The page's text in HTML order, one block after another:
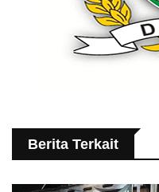
Berita Terkait